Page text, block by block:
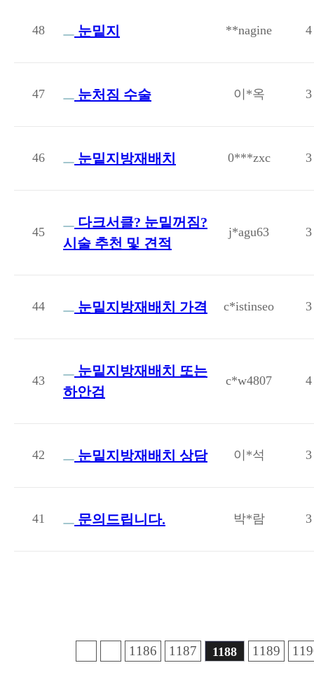
48 눈밑지 **nagine 4
47 눈처짐 수술 이*옥 3
46 눈밑지방재배치 0***zxc 3
45
다크서클? 눈밑꺼짐?
시술 추천 및 견적
j*agu63 3
44 눈밑지방재배치 가격 c*istinseo 3
43
눈밑지방재배치 또는
하안검
c*w4807 4
42 눈밑지방재배치 상담 이*석 3
41 문의드립니다. 박*람 3
1186 1187 1188 1189